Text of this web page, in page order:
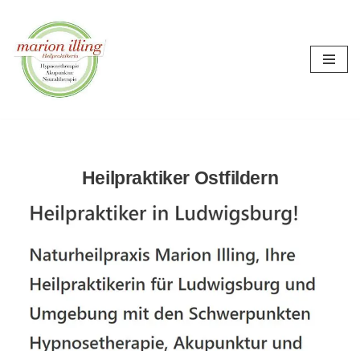
Zum
Inhalt
springen
Heilpraktiker Ostfildern